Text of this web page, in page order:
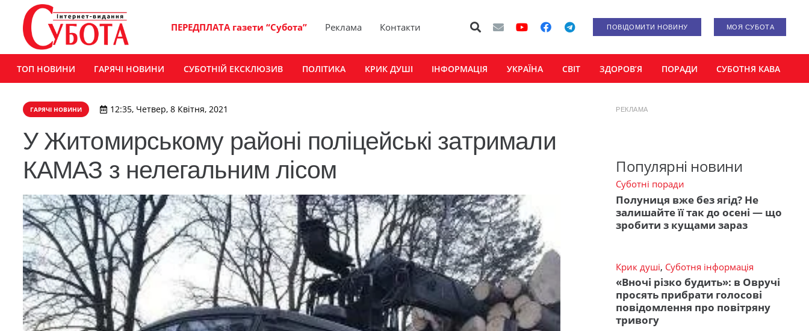
ПЕРЕДПЛАТА газети “Субота” Реклама Контакти ПОВІДОМИТИ НОВИНУ МОЯ СУБОТА
ТОП НОВИНИ ГАРЯЧІ НОВИНИ СУБОТНІЙ ЕКСКЛЮЗИВ ПОЛІТИКА КРИК ДУШІ ІНФОРМАЦІЯ УКРАЇНА СВІТ ЗДОРОВ’Я ПОРАДИ СУБОТНЯ КАВА
ГАРЯЧІ НОВИНИ 12:35, Четвер, 8 Квітня, 2021
У Житомирському районі поліцейські затримали
КАМАЗ з нелегальним лісом
РЕКЛАМА
Популярні новини
Суботні поради
Полуниця вже без ягід? Не
залишайте її так до осені — що
зробити з кущами зараз
Крик душі, Суботня інформація
«Вночі різко будить»: в Овручі
просять прибрати голосові
повідомлення про повітряну
тривогу